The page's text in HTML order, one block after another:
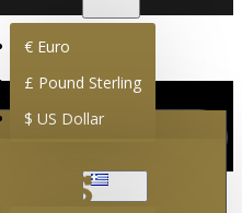
€ Euro
£ Pound Sterling
$ US Dollar